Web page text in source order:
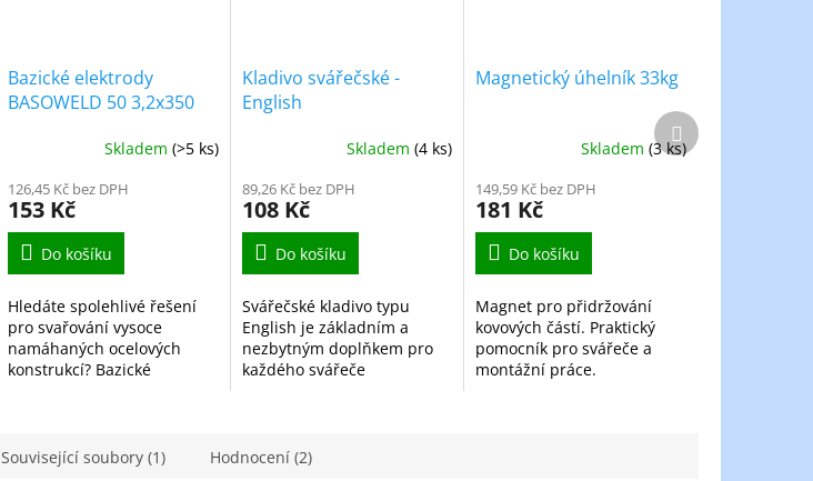
Bazické elektrody
BASOWELD 50 3,2x350
Skladem (>5 ks)
126,45 Kč bez DPH
153 Kč
Do košíku
Hledáte spolehlivé řešení
pro svařování vysoce
namáhaných ocelových
konstrukcí? Bazické
kutily, kteří...
Kladivo svářečské -
English
Skladem(4 ks)
89,26 Kč bez DPH
108 Kč
Do košíku
Svářečské kladivo typu
English je základním a
nezbytným doplňkem pro
každého svářeče
rychlé, účinné a...
Magnetický úhelník 33kg
Skladem (3 ks)
149,59 Kč bez DPH
181 Kč
Do košíku
Magnet pro přidržování
kovových částí. Praktický
pomocník pro svářeče a
montážní práce.
Další
produkt
Související soubory (1) Hodnocení (2)